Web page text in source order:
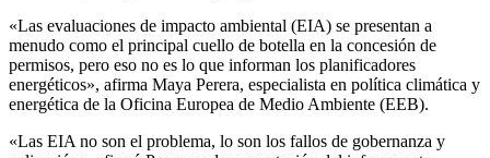
«Las evaluaciones de impacto ambiental (EIA) se presentan a
menudo como el principal cuello de botella en la concesión de
permisos, pero eso no es lo que informan los planificadores
energéticos», afirma Maya Perera, especialista en política climática y
energética de la Oficina Europea de Medio Ambiente (EEB).
«Las EIA no son el problema, lo son los fallos de gobernanza y